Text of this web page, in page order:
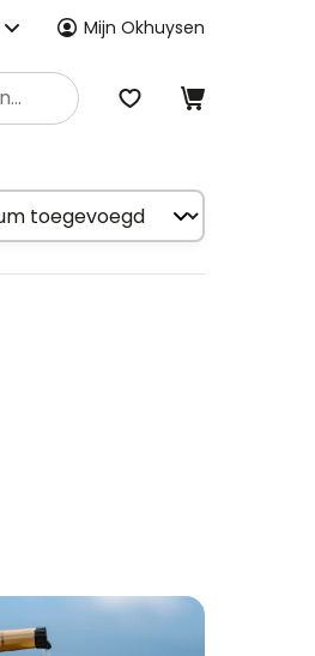
Mijn Okhuysen